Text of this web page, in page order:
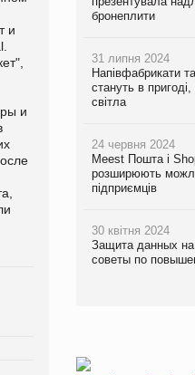
и
и
бронеплити
31 липня 2024
Напівфабрикати
стануть в
світла
24 червня 2024
Meest Пошта і
розширюють
підприємців
30 квітня 2024
Защита данных
советы по